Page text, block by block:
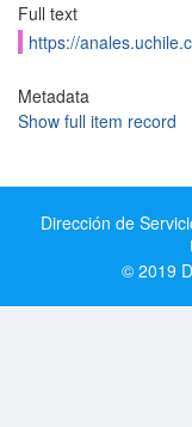
Full text
https://
Metadata
Show full item record
Dirección de
© 2019